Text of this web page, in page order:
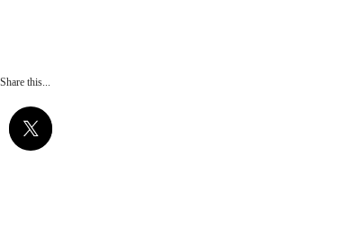
Share this...